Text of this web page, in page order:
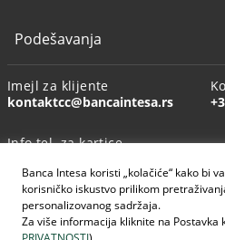
Banca Intesa koristi „kolačiće“ kako bi
korisničko iskustvo prilikom
personalizovanog sadržaja.
Za više informacija kliknite na Postavka
Podešavanja
Imejl za klijente
kontaktcc@bancaintesa.rs
Info tel. za kartice